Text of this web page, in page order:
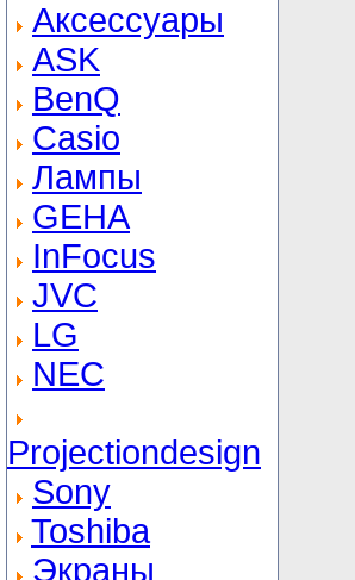
Аксессуары
ASK
BenQ
Casio
Лампы
GEHA
InFocus
JVC
LG
NEC
Projectiondesign
Sony
Toshiba
Экраны